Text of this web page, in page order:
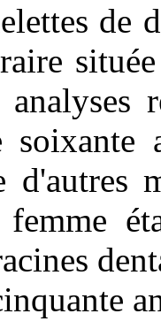
de
d'autres